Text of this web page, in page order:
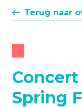
Terug naar
Spring